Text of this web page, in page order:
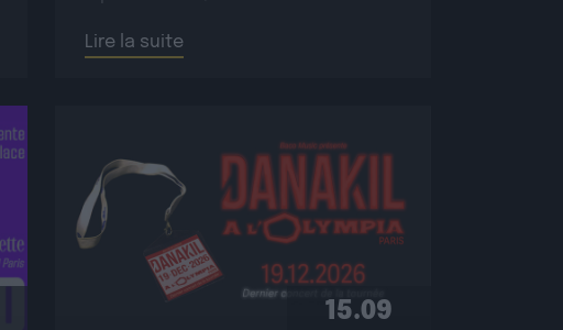
magnétique et sensuelle. Les beats
Lire la suite
15.09